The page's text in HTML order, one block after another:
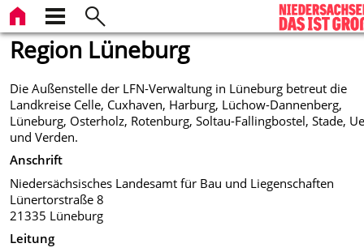
Region Lüneburg
Die Außenstelle der LFN-Verwaltung in Lüneburg betreut die
Landkreise Celle, Cuxhaven, Harburg, Lüchow-Dannenberg,
Lüneburg, Osterholz, Rotenburg, Soltau-Fallingbostel, Stade,
und Verden.
Anschrift
Niedersächsisches Landesamt für Bau und Liegenschaften
Lünertorstraße 8
21335 Lüneburg
Leitung